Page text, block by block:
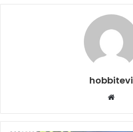
hobbitevi
Web